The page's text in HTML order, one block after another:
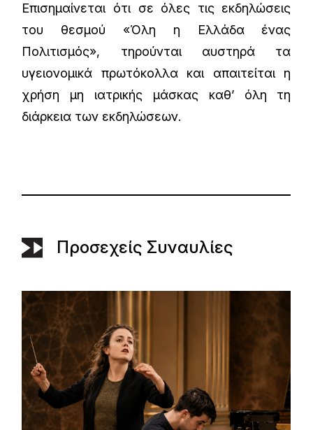
Επισημαίνεται ότι σε όλες τις εκδηλώσεις
του θεσμού «Όλη η Ελλάδα ένας
Πολιτισμός», τηρούνται αυστηρά τα
υγειονομικά πρωτόκολλα και απαιτείται η
χρήση μη ιατρικής μάσκας καθ’ όλη τη
διάρκεια των εκδηλώσεων.
Προσεχείς Συναυλίες